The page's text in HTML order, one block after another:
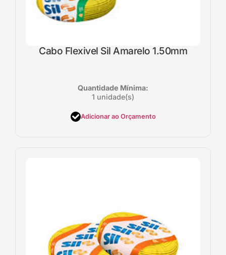
Cabo Flexivel Sil Amarelo 1.50mm
Quantidade Mínima:
1 unidade(s)
Adicionar ao Orçamento